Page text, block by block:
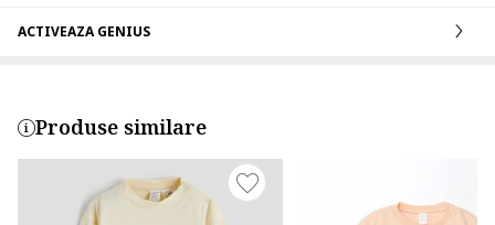
ACTIVEAZA GENIUS
Produse similare